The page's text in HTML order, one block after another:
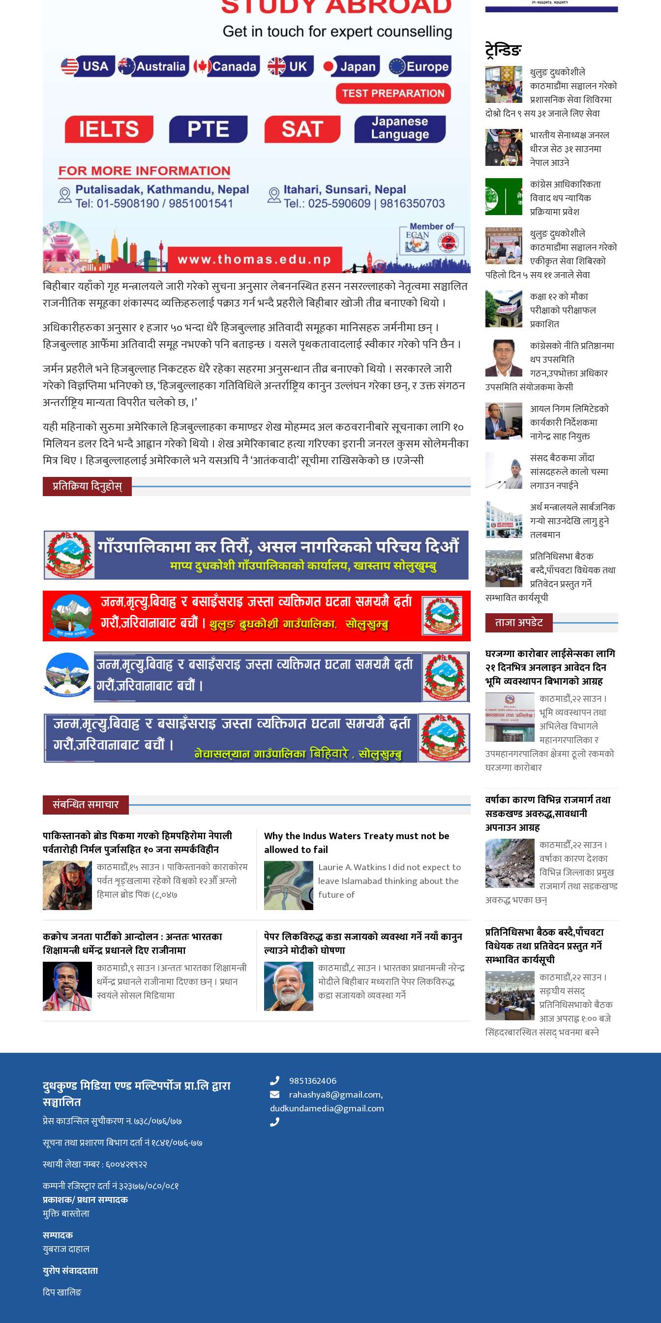
बिहीबार यहाँको गृह मन्त्रालयले जारी गरेको सुचना अनुसार लेबननस्थित हसन नसरल्लाहको नेतृत्वमा सञ्चालित
राजनीतिक समूहका शंकास्पद व्यक्तिहरुलाई पक्राउ गर्न भन्दै प्रहरीले बिहीबार खोजी तीव्र बनाएको थियो ।
अधिकारीहरुका अनुसार १ हजार ५० भन्दा धेरै हिजबुल्लाह अतिवादी समूहका मानिसहरु जर्मनीमा छन् ।
हिजबुल्लाह आफैँमा अतिवादी समूह नभएको पनि बताइन्छ । यसले पृथकतावादलाई स्वीकार गरेको पनि छैन ।
जर्मन प्रहरीले भने हिजबुल्लाह निकटहरु धेरै रहेका सहरमा अनुसन्धान तीव्र बनाएको थियो । सरकारले जारी
गरेको विज्ञप्तिमा भनिएको छ, ‘हिजबुल्लाहका गतिविधिले अन्तर्राष्ट्रिय कानुन उल्लंघन गरेका छन्, र उक्त संगठन
अन्तर्राष्ट्रिय मान्यता विपरीत चलेको छ, ।’
यही महिनाको सुरुमा अमेरिकाले हिजबुल्लाहका कमाण्डर शेख मोहम्मद अल कठवरानीबारे सूचनाका लागि १०
मिलियन डलर दिने भन्दै आह्वान गरेको थियो । शेख अमेरिकाबाट हत्या गरिएका इरानी जनरल कुसम सोलेमनीका
मित्र थिए । हिजबुल्लाहलाई अमेरिकाले भने यसअघि नै ‘आतंकवादी’ सूचीमा राखिसकेको छ ।एजेन्सी
प्रतिक्रिया दिनुहोस्
संबन्धित समाचार
पाकिस्तानको ब्रोड पिकमा गएको हिमपहिरोमा नेपाली
पर्वतारोही निर्मल पुर्जासहित १० जना सम्पर्कविहीन
काठमाडौं,१५ साउन । पाकिस्तानको काराकोरम
पर्वत शृङ्खलामा रहेको विश्वको १२औँ अग्लो
हिमाल ब्रोड पिक (८,०४७
Why the Indus Waters Treaty must not be
allowed to fail
Laurie A. Watkins I did not expect to
leave Islamabad thinking about the
future of
कक्रोच जनता पार्टीको आन्दोलन : अन्ततः भारतका
शिक्षामन्त्री धर्मेन्द्र प्रधानले दिए राजीनामा
काठमाडौ,९ साउन ।अन्ततः भारतका शिक्षामन्त्री
धर्मेन्द्र प्रधानले राजीनामा दिएका छन् । प्रधान
स्वयंले सोसल मिडियामा
पेपर लिकविरुद्ध कडा सजायको व्यवस्था गर्ने नयाँ कानुन
ल्याउने मोदीको घोषणा
काठमाडौं,८ साउन । भारतका प्रधानमन्त्री नरेन्द्र
मोदीले बिहीबार मध्यराति पेपर लिकविरुद्ध
कडा सजायको व्यवस्था गर्ने
ट्रेन्डिङ
थुलुङ दुधकोशीले
काठमाडौंमा सञ्चालन गरेको
प्रशासनिक सेवा शिविरमा
दोश्रो दिन ९ सय ३१ जनाले लिए सेवा
भारतीय सेनाध्यक्ष जनरल
धीरज सेठ ३१ साउनमा
नेपाल आउने
कांग्रेस आधिकारिकता
विवाद थप न्यायिक
प्रक्रियामा प्रवेश
थुलुङ दुधकोशीले
काठमाडौंमा सञ्चालन गरेको
एकीकृत सेवा शिबिरको
पहिलो दिन ५ सय ११ जनाले सेवा
कक्षा १२ को मौका
परीक्षाको परीक्षाफल
प्रकाशित
कांग्रेसको नीति प्रतिष्ठानमा
थप उपसमिति
गठन,उपभोक्ता अधिकार
उपसमिति संयोजकमा केसी
आयल निगम लिमिटेडको
कार्यकारी निर्देशकमा
नागेन्द्र साह नियुक्त
संसद बैठकमा जाँदा
सांसदहरुले कालो चस्मा
लगाउन नपाईने
अर्थ मन्त्रालयले सार्बजनिक
गर्‍यो साउनदेखि लागु हुने
तलबमान
प्रतिनिधिसभा बैठक
बस्दै,पाँचवटा विधेयक तथा
प्रतिवेदन प्रस्तुत गर्ने
सम्भावित कार्यसूची
ताजा अपडेट
घरजग्गा कारोबार लाईसेन्सका लागि
२१ दिनभित्र अनलाइन आवेदन दिन
भूमि व्यवस्थापन बिभागको आग्रह
काठमाडौं,२२ साउन ।
भूमि व्यवस्थापन तथा
अभिलेख विभागले
महानगरपालिका र
उपमहानगरपालिका क्षेत्रमा ठूलो रकमको
घरजग्गा कारोबार
वर्षाका कारण विभिन्न राजमार्ग तथा
सडकखण्ड अवरुद्ध,सावधानी
अपनाउन आग्रह
काठमाडौँ,२२ साउन ।
वर्षाका कारण देशका
विभिन्न जिल्लाका प्रमुख
राजमार्ग तथा सडकखण्ड
अवरुद्ध भएका छन्
प्रतिनिधिसभा बैठक बस्दै,पाँचवटा
विधेयक तथा प्रतिवेदन प्रस्तुत गर्ने
सम्भावित कार्यसूची
काठमाडौं,२२ साउन ।
सङ्घीय संसद्
प्रतिनिधिसभाको बैठक
आज अपराह्न १:०० बजे
सिंहदरबारस्थित संसद् भवनमा बस्ने
दुधकुण्ड मिडिया एण्ड मल्टिपर्पोज प्रा.लि द्वारा
सञ्चालित
प्रेस काउन्सिल सुचीकरण न. ७३८/०७६/७७
सूचना तथा प्रशारण बिभाग दर्ता नं १८४१/०७६-७७
स्थायी लेखा नम्बर : ६००४२१९२२
कम्पनी रजिस्ट्रार दर्ता नं ३२३७७/०८०/०८१
प्रकाशक/ प्रधान सम्पादक
मुक्ति बास्तोला
सम्पादक
युबराज दाहाल
युरोप संवाददाता
दिप खालिङ
9851362406
rahashya8@gmail.com,
dudkundamedia@gmail.com